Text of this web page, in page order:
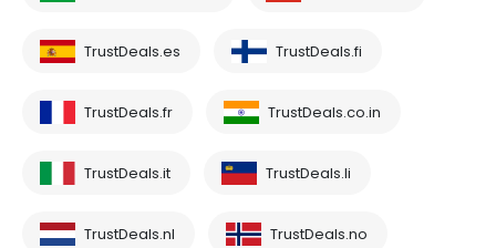
TrustDeals.es TrustDeals.fi
TrustDeals.fr TrustDeals.co.in
TrustDeals.it TrustDeals.li
TrustDeals.nl TrustDeals.no